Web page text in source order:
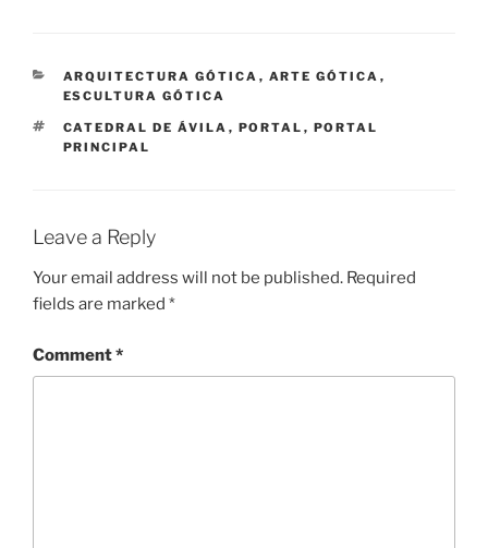
CATEGORIES
ARQUITECTURA GÓTICA , ARTE GÓTICA ,
ESCULTURA GÓTICA
TAGS
CATEDRAL DE ÁVILA , PORTAL , PORTAL
PRINCIPAL
Leave a Reply
Your email address will not be published. Required
fields are marked *
Comment*